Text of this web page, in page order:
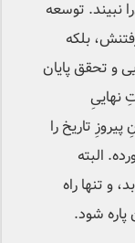
نبیند. توسعه
بلکه
و تحقق پایان
نهاییِ
تاریخ را
البته
و تنها راه
شود.